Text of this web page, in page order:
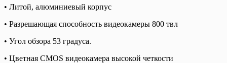
• Литой, алюминиевый корпус
• Разрешающая способность видеокамеры 800 твл
• Угол обзора 53 градуса.
• Цветная CMOS видеокамера высокой четкости